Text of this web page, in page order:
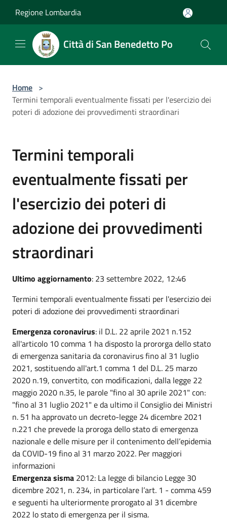
Regione Lombardia
Città di San Benedetto Po
Home >
Termini temporali eventualmente fissati per l'esercizio dei
poteri di adozione dei provvedimenti straordinari
Termini temporali
eventualmente fissati per
l'esercizio dei poteri di
adozione dei provvedimenti
straordinari
Ultimo aggiornamento: 23 settembre 2022, 12:46
Termini temporali eventualmente fissati per l'esercizio dei
poteri di adozione dei provvedimenti straordinari
Emergenza coronavirus: il D.L. 22 aprile 2021 n.152
all'articolo 10 comma 1 ha disposto la prororga dello stato
di emergenza sanitaria da coronavirus fino al 31 luglio
2021, sostituendo all'art.1 comma 1 del D.L. 25 marzo
2020 n.19, convertito, con modificazioni, dalla legge 22
maggio 2020 n.35, le parole "fino al 30 aprile 2021" con:
"fino al 31 luglio 2021" e da ultimo il Consiglio dei Ministri
n. 51 ha approvato un decreto-legge 24 dicembre 2021
n.221 che prevede la proroga dello stato di emergenza
nazionale e delle misure per il contenimento dell’epidemia
da COVID-19 fino al 31 marzo 2022. Per maggiori
informazioni
Emergenza sisma 2012: La legge di bilancio Legge 30
dicembre 2021, n. 234, in particolare l’art. 1 - comma 459
e seguenti ha ulteriormente prorogato al 31 dicembre
2022 lo stato di emergenza per il sisma.